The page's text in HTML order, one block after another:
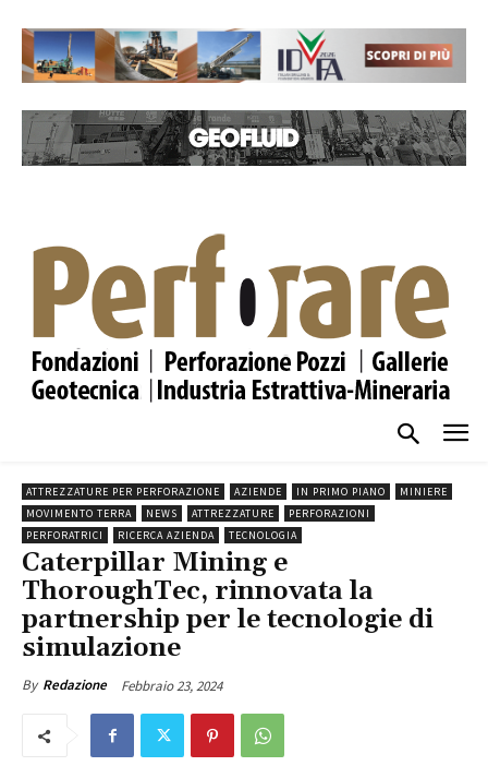
ATTREZZATURE PER PERFORAZIONE AZIENDE IN PRIMO PIANO
MINIERE
MOVIMENTO TERRA
NEWS ATTREZZATURE
PERFORAZIONI
PERFORATRICI
RICERCA AZIENDA TECNOLOGIA
Caterpillar Mining e
ThoroughTec, rinnovata la
partnership per le tecnologie di
simulazione
By Redazione Febbraio 23, 2024